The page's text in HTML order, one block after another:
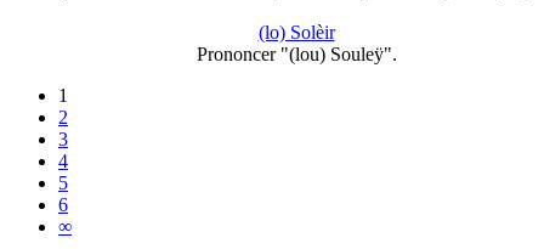
(lo) Solèir
Prononcer "(lou) Souleÿ".
1
2
3
4
5
6
∞